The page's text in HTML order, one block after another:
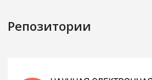
Репозитории